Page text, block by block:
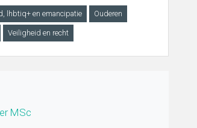
lhbtiq+ en emancipatie Ouderen
Veiligheid en recht
MSc